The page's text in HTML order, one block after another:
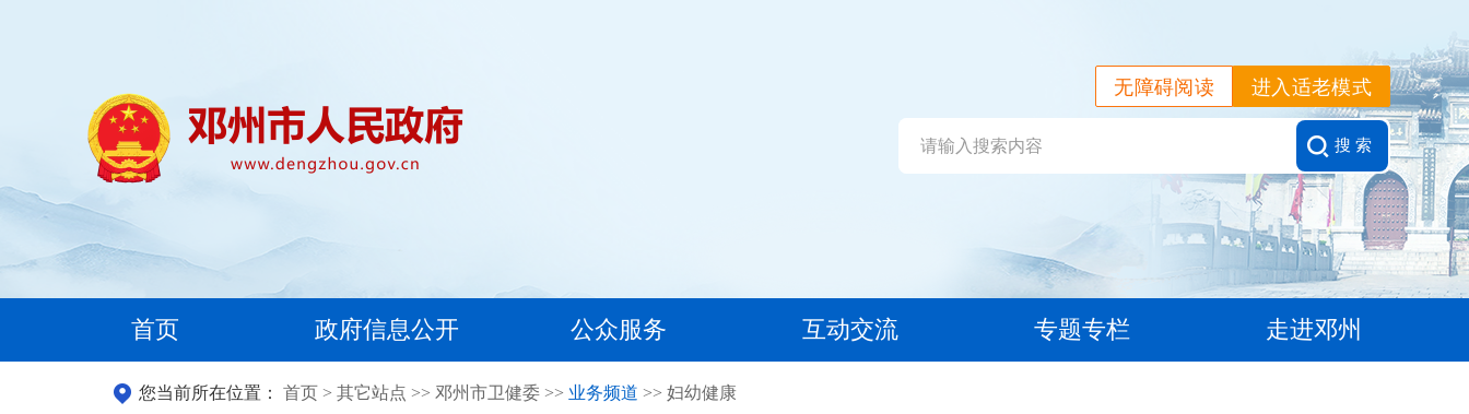
进入适老模式
无障碍阅读
搜 索
首页 政府信息公开 公众服务 互动交流 专题专栏 走进邓州
您当前所在位置： 首页 > 其它站点 >> 邓州市卫健委 >> 业务频道 >> 妇幼健康